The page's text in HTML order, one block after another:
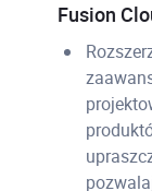
Fusion